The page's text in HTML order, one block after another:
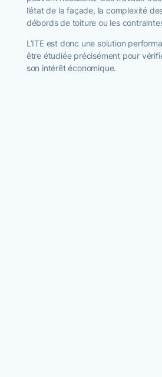
l’état de la façade, la complexité
débords de toiture ou les
L’ITE est donc une solution
être étudiée précisément pour
son intérêt économique.